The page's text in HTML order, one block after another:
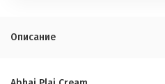
Описание